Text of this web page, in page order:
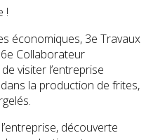
!
économiques, 3e Travaux
Collaborateur
visiter l’entreprise
la production de frites,
découverte